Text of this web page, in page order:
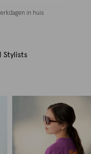
in huis
Stylists